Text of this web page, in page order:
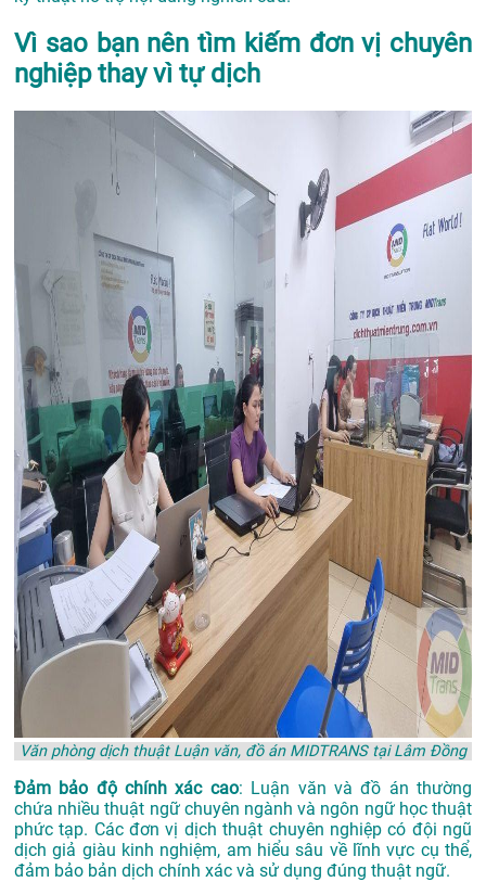
Vì sao bạn nên tìm kiếm đơn vị chuyên
nghiệp thay vì tự dịch
Văn phòng dịch thuật Luận văn, đồ án MIDTRANS tại Lâm Đồng
Đảm bảo độ chính xác cao: Luận văn và đồ án thường
chứa nhiều thuật ngữ chuyên ngành và ngôn ngữ học thuật
phức tạp. Các đơn vị dịch thuật chuyên nghiệp có đội ngũ
dịch giả giàu kinh nghiệm, am hiểu sâu về lĩnh vực cụ thể,
đảm bảo bản dịch chính xác và sử dụng đúng thuật ngữ.